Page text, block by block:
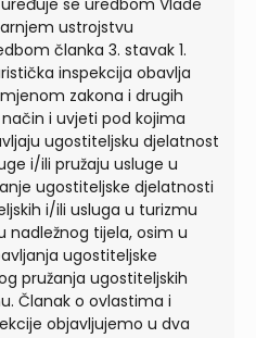
se uredbom Vlade
ustrojstvu
članka 3. stavak 1.
inspekcija obavlja
zakona i drugih
i uvjeti pod kojima
ugostiteljsku djelatnost
i/ili pružaju usluge u
ugostiteljske djelatnosti
i/ili usluga u turizmu
nadležnog tijela, osim u
ugostiteljske
pružanja ugostiteljskih
Članak o ovlastima i
objavljujemo u dva